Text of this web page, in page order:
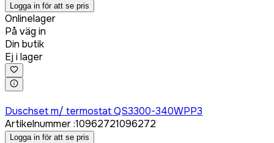
Logga in för att se pris
Onlinelager
På väg in
Din butik
Ej i lager
Duschset m/ termostat QS3300-340WPP3
Artikelnummer:10962721096272
Logga in för att se pris